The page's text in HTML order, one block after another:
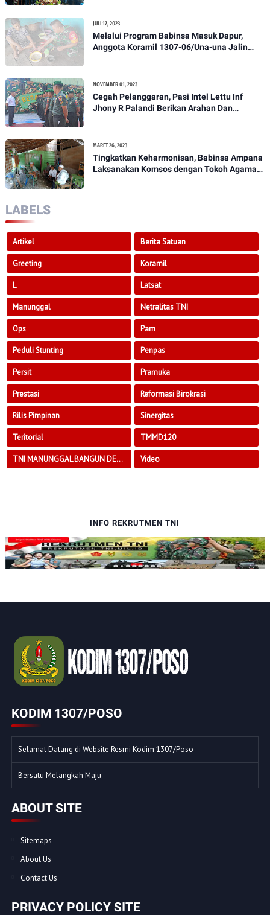
JULI 17, 2023
Melalui Program Babinsa Masuk Dapur,
Anggota Koramil 1307-06/Una-una Jalin
NOVEMBER 01, 2023
Cegah Pelanggaran, Pasi Intel Lettu Inf
Jhony R Palandi Berikan Arahan Dan
MARET 26, 2023
Tingkatkan Keharmonisan, Babinsa Ampana
Laksanakan Komsos dengan Tokoh Agama
LABELS
Artikel Berita Satuan
Greeting Koramil
L Latsat
Manunggal Netralitas TNI
Ops Pam
Peduli Stunting Penpas
Persit Pramuka
Prestasi Reformasi Birokrasi
Rilis Pimpinan Sinergitas
Teritorial TMMD120
TNI MANUNGGAL BANGUN DESA Video
INFO REKRUTMEN TNI
KODIM 1307/POSO
Selamat Datang di Website Resmi Kodim 1307/Poso
Bersatu Melangkah Maju
ABOUT SITE
Sitemaps
About Us
Contact Us
PRIVACY POLICY SITE